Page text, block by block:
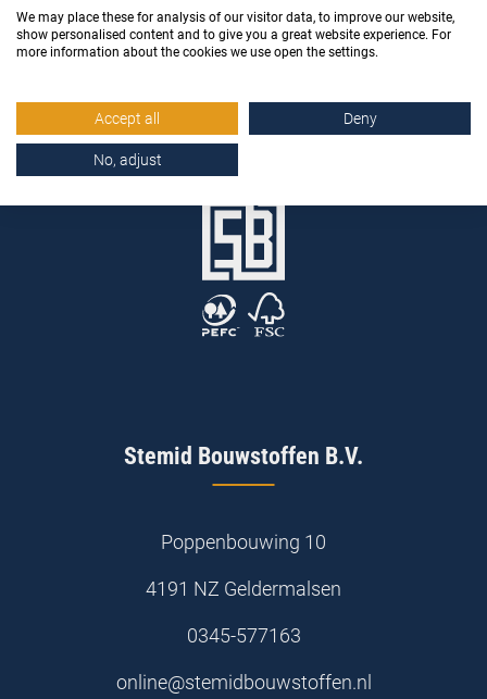
Gratis verzending vanaf €1.500,-
Stemid Bouwstoffen B.V.
Poppenbouwing 10
4191 NZ Geldermalsen
0345-577163
online@stemidbouwstoffen.nl
We may place these for analysis of our visitor data, to improve our website,
show personalised content and to give you a great website experience. For
more information about the cookies we use open the settings.
Accept all Deny
No, adjust